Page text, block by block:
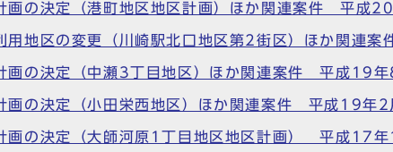
画の決定（港町地区地区計画）ほか関連案件 平成
用地区の変更（川崎駅北口地区第2街区）ほか関連
画の決定（中瀬3丁目地区）ほか関連案件 平成19
画の決定（小田栄西地区）ほか関連案件 平成19年2
画の決定（大師河原1丁目地区地区計画） 平成17